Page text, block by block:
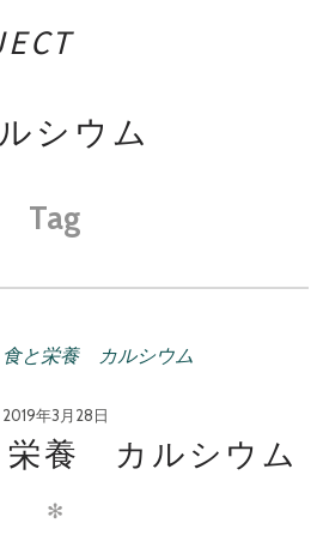
シウム
Tag
2019年3月28日
養 カルシウム
✻